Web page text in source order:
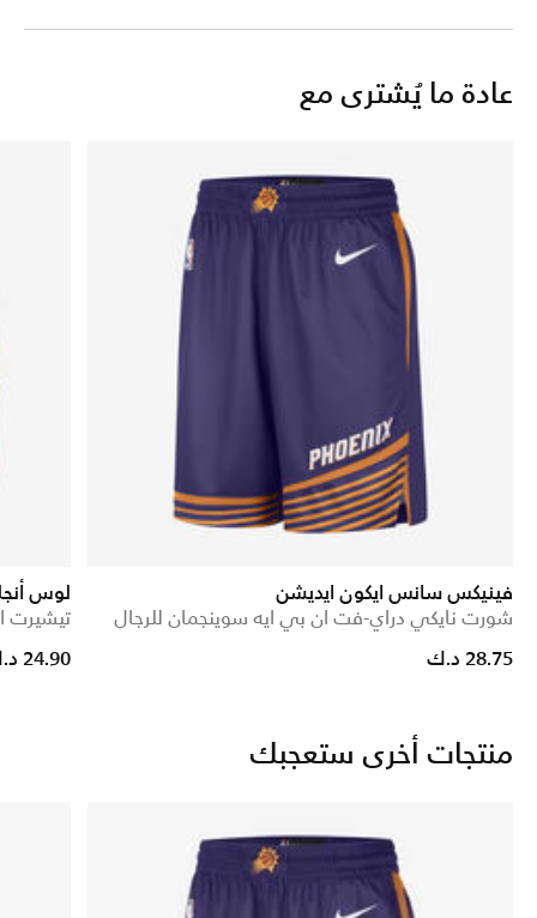
عادة ما يُشترى مع
فينيكس سانس ايكون ايديشن
شورت نايكي دراي-فت ان بي ايه سوينجمان للرجال
28.75 د.ك
لوس
تيشيرت
from
24.90 د.ك
منتجات أخرى ستعجبك